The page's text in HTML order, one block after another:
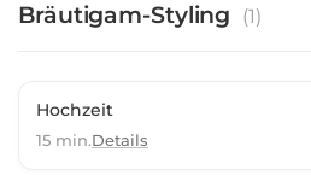
Bräutigam-Styling (1)
Hochzeit
15 min.Details